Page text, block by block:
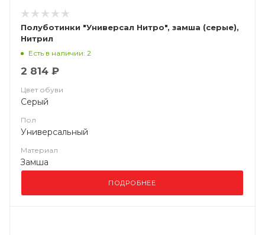
Полуботинки "Универсал Нитро", замша (серые),
Нитрил
Есть в наличии: 2
2 814 ₽
Цвет обуви
Серый
Пол
Универсальный
Материал
Замша
ПОДРОБНЕЕ